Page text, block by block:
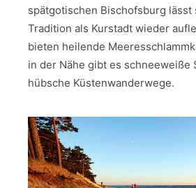
spätgotischen Bischofsburg lässt
Tradition als Kurstadt wieder
bieten heilende
in der Nähe gibt es schneeweiße
hübsche Küstenwanderwege.